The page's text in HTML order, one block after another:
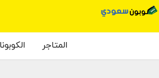
المتاجر